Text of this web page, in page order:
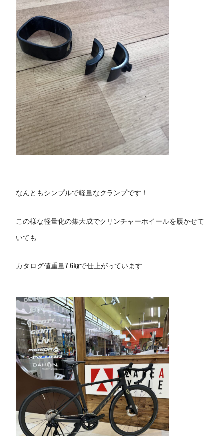
なんともシンプルで軽量なクランプです！
この様な軽量化の集大成でクリンチャーホイールを履かせて
いても
カタログ値重量7.6kgで仕上がっています